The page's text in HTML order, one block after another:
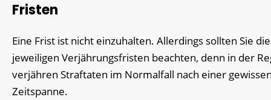
Fristen
Eine Frist ist nicht einzuhalten. Allerdings sollten Sie die
jeweiligen Verjährungsfristen beachten, denn in der
verjähren Straftaten im Normalfall nach einer
Zeitspanne.